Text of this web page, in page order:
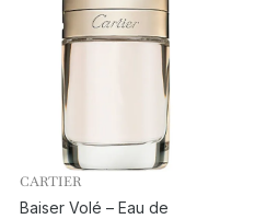
CARTIER
Baiser Volé – Eau de